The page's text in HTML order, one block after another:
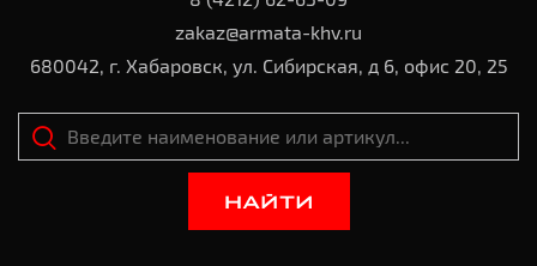
zakaz@armata-khv.ru
680042, г. Хабаровск, ул. Сибирская, д 6, офис 20, 25
НАЙТИ